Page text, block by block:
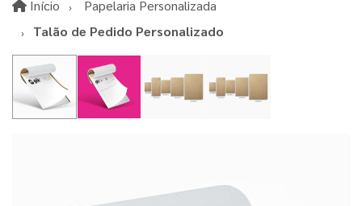
Início InícioPapelaria Personalizada
Talão de Pedido Personalizado